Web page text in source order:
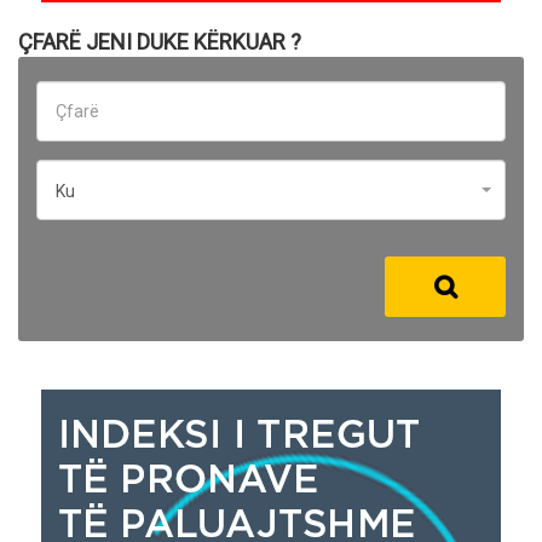
ÇFARË JENI DUKE KËRKUAR ?
Ku